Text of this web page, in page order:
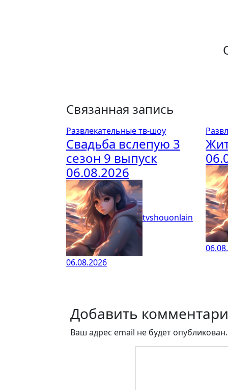
Связанная запись
Развлекательные тв-шоу
Свадьба вслепую 3
сезон 9 выпуск
06.08.2026
tvshouonlain
06.08.2026
Добавить
Ваш адрес email не будет опубликован.